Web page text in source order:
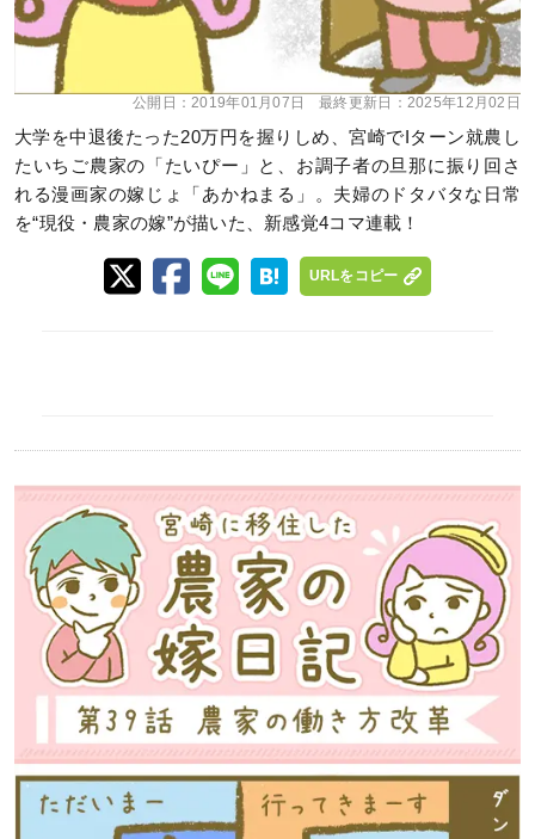
公開日：2019年01月07日 最終更新日： 2025年12月02日
大学を中退後たった20万円を握りしめ、宮崎でIターン就農し
たいちご農家の「たいぴー」と、お調子者の旦那に振り回さ
れる漫画家の嫁じょ「あかねまる」。夫婦のドタバタな日常
を“現役・農家の嫁”が描いた、新感覚4コマ連載！
URLをコピー